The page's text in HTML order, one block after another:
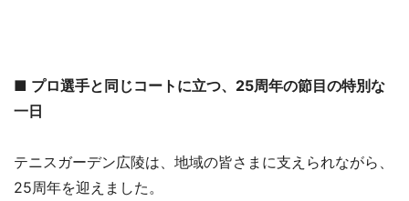
■ プロ選手と同じコートに立つ、25周年の節目の特別な
一日
テニスガーデン広陵は、地域の皆さまに支えられながら、
25周年を迎えました。